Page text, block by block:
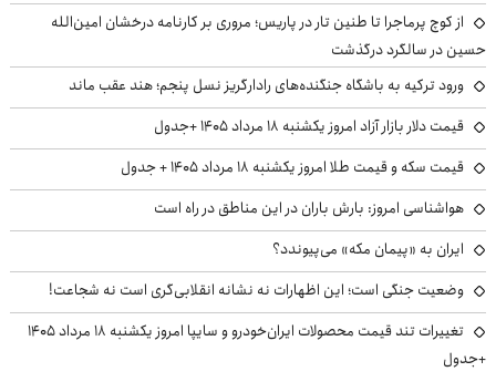
از کوچ‌ پرماجرا تا طنین تار در پاریس؛ مروری بر کارنامه درخشان امین‌الله
حسین در سالگرد درگذشت
ورود ترکیه به باشگاه جنگنده‌های رادارگریز نسل پنجم؛ هند عقب ماند
قیمت دلار بازار آزاد امروز یکشنبه ۱۸ مرداد ۱۴۰۵ +جدول
قیمت سکه و قیمت طلا امروز یکشنبه ۱۸ مرداد ۱۴۰۵ + جدول
هواشناسی امروز: بارش باران در این مناطق در راه است
ایران به «پیمان مکه» می‌پیوندد؟
وضعیت جنگی است؛ این اظهارات نه نشانه انقلابی‌گری است نه شجاعت!
تغییرات تند قیمت محصولات ایران‌خودرو و سایپا امروز یکشنبه ۱۸ مرداد ۱۴۰۵
+جدول